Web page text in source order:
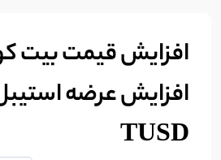
افزایش قیمت بیت
افزایش عرضه
TUSD